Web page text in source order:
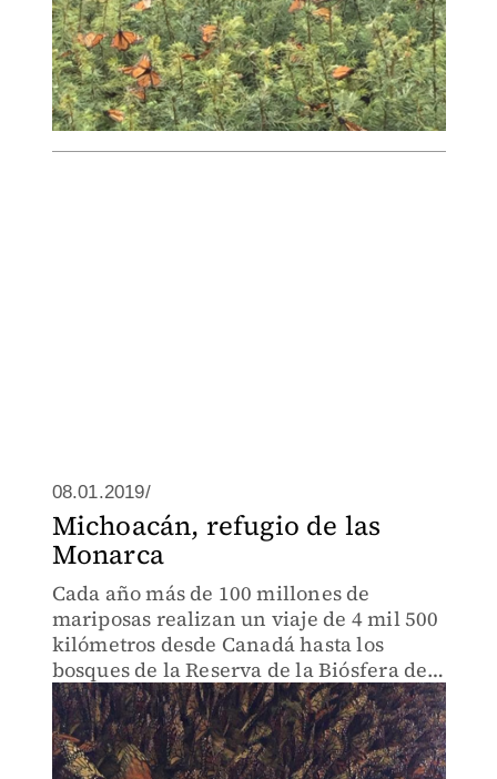
08.01.2019/
Michoacán, refugio de las
Monarca
Cada año más de 100 millones de
mariposas realizan un viaje de 4 mil 500
kilómetros desde Canadá hasta los
bosques de la Reserva de la Biósfera de
la Mariposa Monarca.